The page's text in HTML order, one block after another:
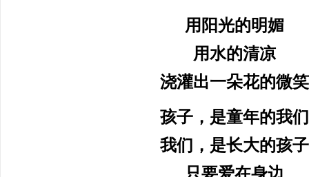
用阳光的明媚
用水的清凉
浇灌出一朵花的微笑
孩子，是童年的我们
我们，是长大的孩子